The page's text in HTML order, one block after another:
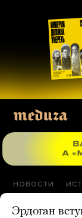
материалам
НОВОСТИ
Эрдоган